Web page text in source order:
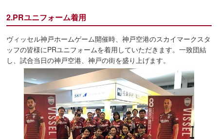
2.PRユニフォーム着用
ヴィッセル神戸ホームゲーム開催時、神戸空港のスカイマークスタ
ッフの皆様にPRユニフォームを着用していただきます。一致団結
し、試合当日の神戸空港、神戸の街を盛り上げます。